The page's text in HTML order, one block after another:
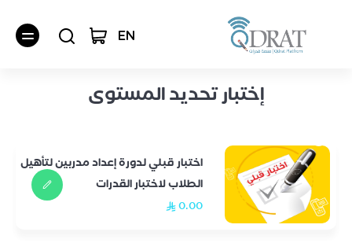
جميع الدروس
EN
إختبار تحديد المستوى
اختبار قبلي لدورة إعداد مدربين لتأهيل
الطلاب لاختبار القدرات
0.00